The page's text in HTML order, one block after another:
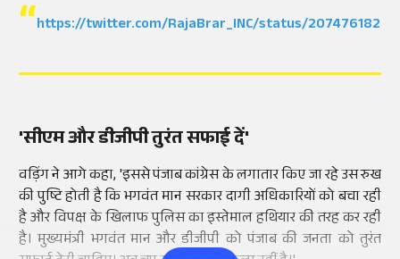
https://twitter.com/RajaBrar_INC/status/
'सीएम और डीजीपी तुरंत सफाई दें'
वड़िंग ने आगे कहा, 'इससे पंजाब कांग्रेस के लगातार किए जा रहे उस रुख
की पुष्टि होती है कि भगवंत मान सरकार दागी अधिकारियों को बचा रही
है और विपक्ष के खिलाफ पुलिस का इस्तेमाल हथियार की तरह कर रही
है। मुख्यमंत्री भगवंत मान और डीजीपी को पंजाब की जनता को तुरंत